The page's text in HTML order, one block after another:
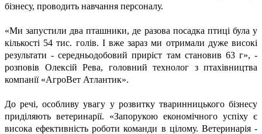
бізнесу, проводить навчання персоналу.
«Ми запустили два пташники, де разова посадка птиці була у
кількості 54 тис. голів. І вже зараз ми отримали дуже високі
результати - середньодобовий приріст там становив 63 г», -
розповів Олексій Рева, головний технолог з птахівництва
компанії «АгроВет Атлантик».
До речі, особливу увагу у розвитку тваринницького бізнесу
приділяють ветеринарії. «Запорукою економічного успіху є
висока ефективність роботи команди в цілому. Ветеринарія -